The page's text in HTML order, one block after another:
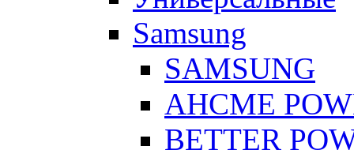
Samsung
SAMSUNG
AHCME
BETTER